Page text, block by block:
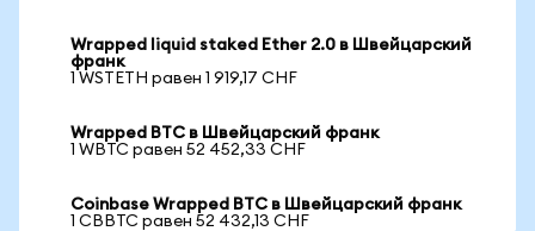
Wrapped liquid staked Ether 2.0 в Швейцарский
франк
1 WSTETH равен 1 919,17 CHF
Wrapped BTC в Швейцарский франк
1 WBTC равен 52 452,33 CHF
Coinbase Wrapped BTC в Швейцарский франк
1 CBBTC равен 52 432,13 CHF